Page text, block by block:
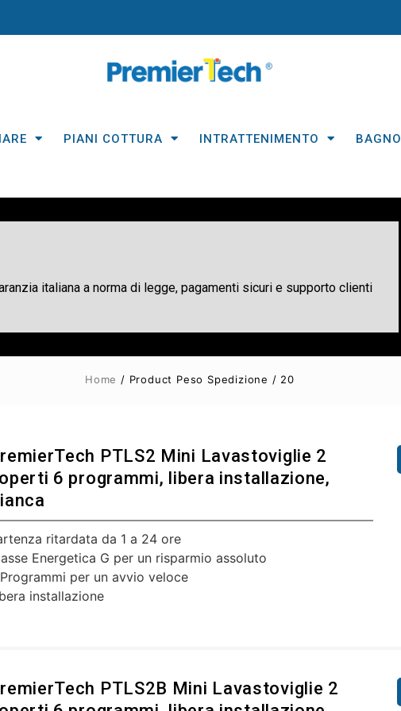
PIANI COTTURA INTRATTENIMENTO BAGNO
italiana a norma di legge, pagamenti sicuri e supporto clienti
Home / Product Peso Spedizione / 20
PTLS2 Mini Lavastoviglie 2
6 programmi, libera installazione,
ritardata da 1 a 24 ore
Energetica G per un risparmio assoluto
per un avvio veloce
installazione
PTLS2B Mini Lavastoviglie 2